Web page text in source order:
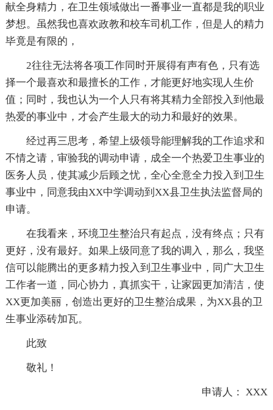
献全身精力，在卫生领域做出一番事业一直都是我的职业
梦想。虽然我也喜欢政教和校车司机工作，但是人的精力
毕竟是有限的，
2往往无法将各项工作同时开展得有声有色，只有选
择一个最喜欢和最擅长的工作，才能更好地实现人生价
值；同时，我也认为一个人只有将其精力全部投入到他最
热爱的事业中，才会产生最大的动力和最好的效果。
经过再三思考，希望上级领导能理解我的工作追求和
不情之请，审验我的调动申请，成全一个热爱卫生事业的
医务人员，使其减少后顾之忧，全心全意全力投入到卫生
事业中，同意我由XX中学调动到XX县卫生执法监督局的
申请。
在我看来，环境卫生整治只有起点，没有终点；只有
更好，没有最好。如果上级同意了我的调入，那么，我坚
信可以能腾出的更多精力投入到卫生事业中，同广大卫生
工作者一道，同心协力，真抓实干，让家园更加清洁，使
XX更加美丽，创造出更好的卫生整治成果，为XX县的卫
生事业添砖加瓦。
此致
敬礼！
申请人： XXX